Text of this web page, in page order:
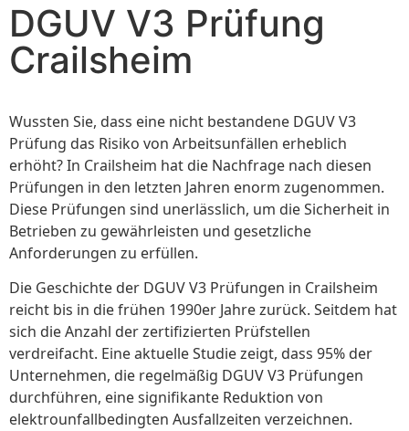
DGUV V3 Prüfung
Crailsheim
Wussten Sie, dass eine nicht bestandene DGUV V3
Prüfung das Risiko von Arbeitsunfällen erheblich
erhöht? In Crailsheim hat die Nachfrage nach diesen
Prüfungen in den letzten Jahren enorm zugenommen.
Diese Prüfungen sind unerlässlich, um die Sicherheit in
Betrieben zu gewährleisten und gesetzliche
Anforderungen zu erfüllen.
Die Geschichte der DGUV V3 Prüfungen in Crailsheim
reicht bis in die frühen 1990er Jahre zurück. Seitdem hat
sich die Anzahl der zertifizierten Prüfstellen
verdreifacht. Eine aktuelle Studie zeigt, dass 95% der
Unternehmen, die regelmäßig DGUV V3 Prüfungen
durchführen, eine signifikante Reduktion von
elektrounfallbedingten Ausfallzeiten verzeichnen.